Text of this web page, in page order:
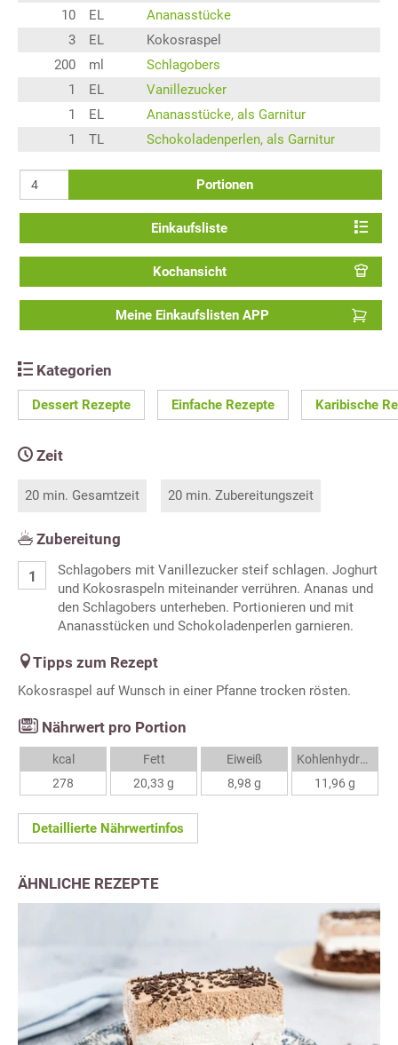
10
EL
Ananasstücke
3
EL
Kokosraspel
200
ml
Schlagobers
1
EL
Vanillezucker
1
EL
Ananasstücke, als Garnitur
1
TL Schokoladenperlen, als Garnitur
Portionen
Einkaufsliste
Kochansicht
Meine Einkaufslisten APP
Kategorien
Dessert Rezepte Einfache Rezepte Karibische
Zeit
20 min. Gesamtzeit 20 min. Zubereitungszeit
Zubereitung
Schlagobers mit Vanillezucker steif schlagen. Joghurt
und Kokosraspeln miteinander verrühren. Ananas und
den Schlagobers unterheben. Portionieren und mit
Ananasstücken und Schokoladenperlen garnieren.
Tipps zum Rezept
Kokosraspel auf Wunsch in einer Pfanne trocken rösten.
Nährwert pro Portion
kcal
278
Fett
20,33 g
Eiweiß
8,98 g
Kohlenhydrate
11,96 g
Detaillierte Nährwertinfos
ÄHNLICHE REZEPTE